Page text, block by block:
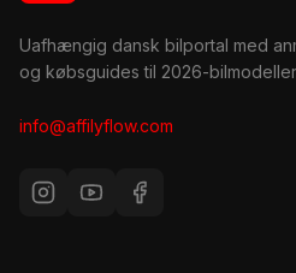
Uafhængig dansk bilportal med
og købsguides til 2026-
info@affilyflow.com